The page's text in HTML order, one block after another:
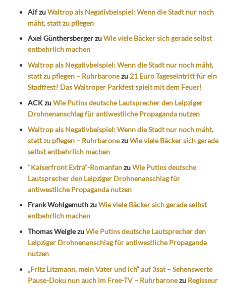
AlfzuWaltrop als Negativbeispiel: Wenn die Stadt nur noch
mäht, statt zu pflegen
Axel GünthersbergerzuWie viele Bäcker sich gerade selbst
entbehrlich machen
Waltrop als Negativbeispiel: Wenn die Stadt nur noch mäht,
statt zu pflegen – Ruhrbaronezu 21 Euro Tageseintritt für ein
Stadtfest? Das Waltroper Parkfest spielt mit dem Feuer!
ACKzuWie Putins deutsche Lautsprecher den Leipziger
Drohnenanschlag für antiwestliche Propaganda nutzen
Waltrop als Negativbeispiel: Wenn die Stadt nur noch mäht,
statt zu pflegen – RuhrbaronezuWie viele Bäcker sich gerade
selbst entbehrlich machen
"Kaiserfront Extra"-RomanfanzuWie Putins deutsche
Lautsprecher den Leipziger Drohnenanschlag für
antiwestliche Propaganda nutzen
Frank WohlgemuthzuWie viele Bäcker sich gerade selbst
entbehrlich machen
Thomas WeiglezuWie Putins deutsche Lautsprecher den
Leipziger Drohnenanschlag für antiwestliche Propaganda
nutzen
„Fritz Litzmann, mein Vater und ich“ auf 3sat – Sehenswerte
Pause-Doku nun auch im Free-TV – Ruhrbaronezu Regisseur